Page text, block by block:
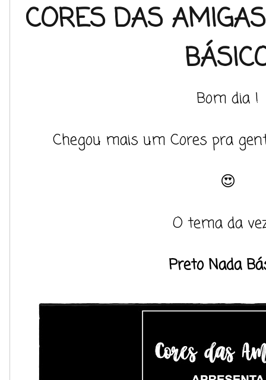
CORES DAS
Bom dia !
Chegou mais um Cores pra
😍
O tema da
Preto Nada